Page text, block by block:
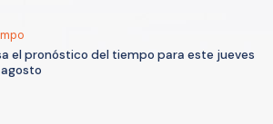
el pronóstico del tiempo para este jueves